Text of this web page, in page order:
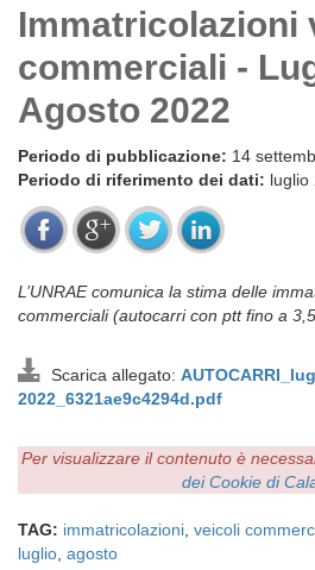
Immatricolazioni
commerciali -
Agosto 2022
Periodo di pubblicazione: 14
Periodo di riferimento dei dati: luglio
L’UNRAE comunica la stima delle
commerciali (autocarri con ptt fino a
Scarica allegato:
2022_6321ae9c4294d.pdf
Per visualizzare il contenuto è
dei Cookie di
TAG: immatricolazioni veicoli
luglio agosto